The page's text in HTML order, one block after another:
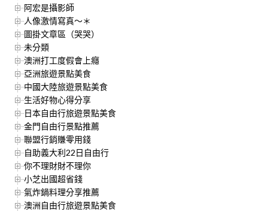
阿宏是攝影師
人像激情寫真～＊
圖掛文章區（哭哭）
未分類
澳洲打工度假會上癮
亞洲旅遊景點美食
中國大陸旅遊景點美食
生活好物心得分享
日本自由行旅遊景點美食
金門自由行景點推薦
聯盟行銷賺零用錢
自助義大利22日自由行
你不理財財不理你
小芝出國超省錢
氣炸鍋料理分享推薦
澳洲自由行旅遊景點美食